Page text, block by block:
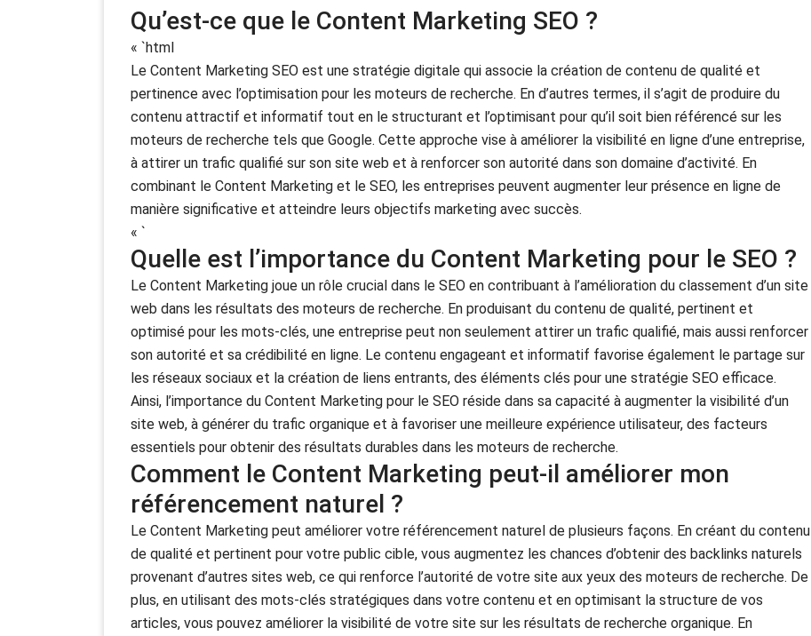
Qu’est-ce que le Content Marketing SEO ?
« `html
Le Content Marketing SEO est une stratégie digitale qui associe la création de contenu de qualité et
pertinence avec l’optimisation pour les moteurs de recherche. En d’autres termes, il s’agit de produire du
contenu attractif et informatif tout en le structurant et l’optimisant pour qu’il soit bien référencé sur les
moteurs de recherche tels que Google. Cette approche vise à améliorer la visibilité en ligne d’une entreprise,
à attirer un trafic qualifié sur son site web et à renforcer son autorité dans son domaine d’activité. En
combinant le Content Marketing et le SEO, les entreprises peuvent augmenter leur présence en ligne de
manière significative et atteindre leurs objectifs marketing avec succès.
« `
Quelle est l’importance du Content Marketing pour le SEO ?
Le Content Marketing joue un rôle crucial dans le SEO en contribuant à l’amélioration du classement d’un site
web dans les résultats des moteurs de recherche. En produisant du contenu de qualité, pertinent et
optimisé pour les mots-clés, une entreprise peut non seulement attirer un trafic qualifié, mais aussi renforcer
son autorité et sa crédibilité en ligne. Le contenu engageant et informatif favorise également le partage sur
les réseaux sociaux et la création de liens entrants, des éléments clés pour une stratégie SEO efficace.
Ainsi, l’importance du Content Marketing pour le SEO réside dans sa capacité à augmenter la visibilité d’un
site web, à générer du trafic organique et à favoriser une meilleure expérience utilisateur, des facteurs
essentiels pour obtenir des résultats durables dans les moteurs de recherche.
Comment le Content Marketing peut-il améliorer mon
référencement naturel ?
Le Content Marketing peut améliorer votre référencement naturel de plusieurs façons. En créant du contenu
de qualité et pertinent pour votre public cible, vous augmentez les chances d’obtenir des backlinks naturels
provenant d’autres sites web, ce qui renforce l’autorité de votre site aux yeux des moteurs de recherche. De
plus, en utilisant des mots-clés stratégiques dans votre contenu et en optimisant la structure de vos
articles, vous pouvez améliorer la visibilité de votre site sur les résultats de recherche organique. En